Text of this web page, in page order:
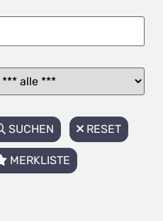
SUCHEN RESET
MERKLISTE